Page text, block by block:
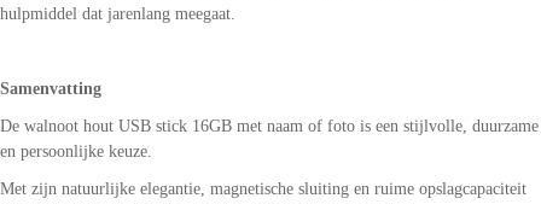
hulpmiddel dat jarenlang meegaat.
Samenvatting
De walnoot hout USB stick 16GB met naam of foto is een stijlvolle, duurzame
en persoonlijke keuze.
Met zijn natuurlijke elegantie, magnetische sluiting en ruime opslagcapaciteit